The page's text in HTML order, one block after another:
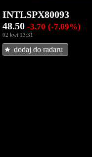
INTLSPX80093
48.50 -3.70 (-7.09%)
02 kwi 13:31
dodaj do radaru